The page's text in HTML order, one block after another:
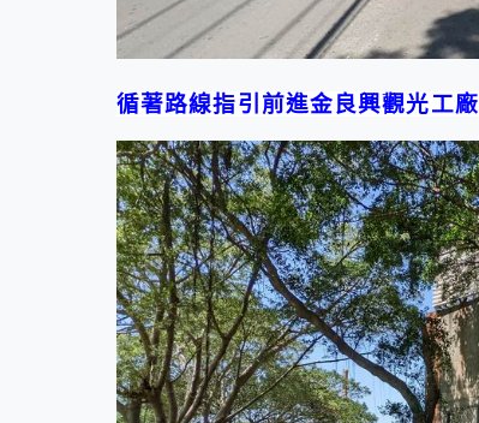
循著路線指引前進金良興觀光工廠